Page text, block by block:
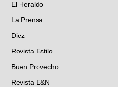
El Heraldo
La Prensa
Diez
Revista Estilo
Buen Provecho
Revista E&N